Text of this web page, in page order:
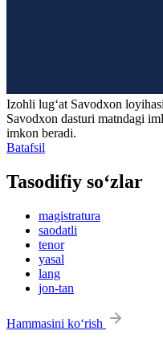
Izohli lugʻat Savodxon
Savodxon dasturi matndagi
imkon beradi.
Batafsil
Tasodifiy so‘zlar
magistratura
saodatli
tenor
yasal
lang
jon-tan
Hammasini ko‘rish